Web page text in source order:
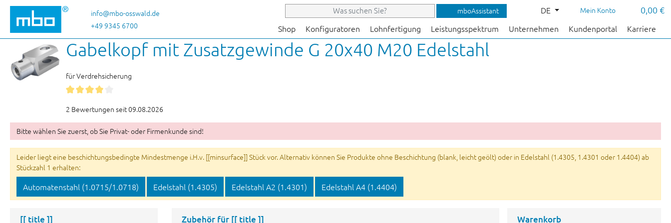
Hauptinhalt springen
Zur Suche springen
Zur Hauptnavigation springeninfo@mbo-osswald.de
+49 9345 6700
mboAssistant DE Mein Konto 0,00 €
Shop Konfiguratoren Lohnfertigung Leistungsspektrum Unternehmen Kundenportal Karriere
Gabelkopf mit Zusatzgewinde G 20x40 M20 Edelstahl
für Verdrehsicherung
2 Bewertungen seit 09.08.2026
Bitte wählen Sie zuerst, ob Sie Privat- oder Firmenkunde sind!
Leider liegt eine beschichtungsbedingte Mindestmenge i.H.v. [[minsurface]] Stück vor. Alternativ können Sie Produkte ohne Beschichtung (blank, leicht geölt) oder in Edelstahl (1.4305, 1.4301 oder 1.4404) ab
Stückzahl 1 erhalten:
Automatenstahl (1.0715/1.0718) Edelstahl (1.4305) Edelstahl A2 (1.4301) Edelstahl A4 (1.4404)
[[ title ]] Zubehör für [[ title ]] Warenkorb